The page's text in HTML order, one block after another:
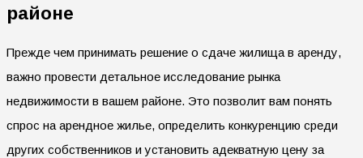
районе
Прежде чем принимать решение о сдаче жилища в аренду,
важно провести детальное исследование рынка
недвижимости в вашем районе. Это позволит вам понять
спрос на арендное жилье, определить конкуренцию среди
других собственников и установить адекватную цену за